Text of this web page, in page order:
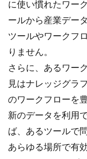
に使い慣れたワー
ールから産業デー
ツールやワークフ
りません。
さらに、あるワー
見はナレッジグラ
のワークフローを
新のデータを利用
ば、あるツールで
あらゆる場所で有